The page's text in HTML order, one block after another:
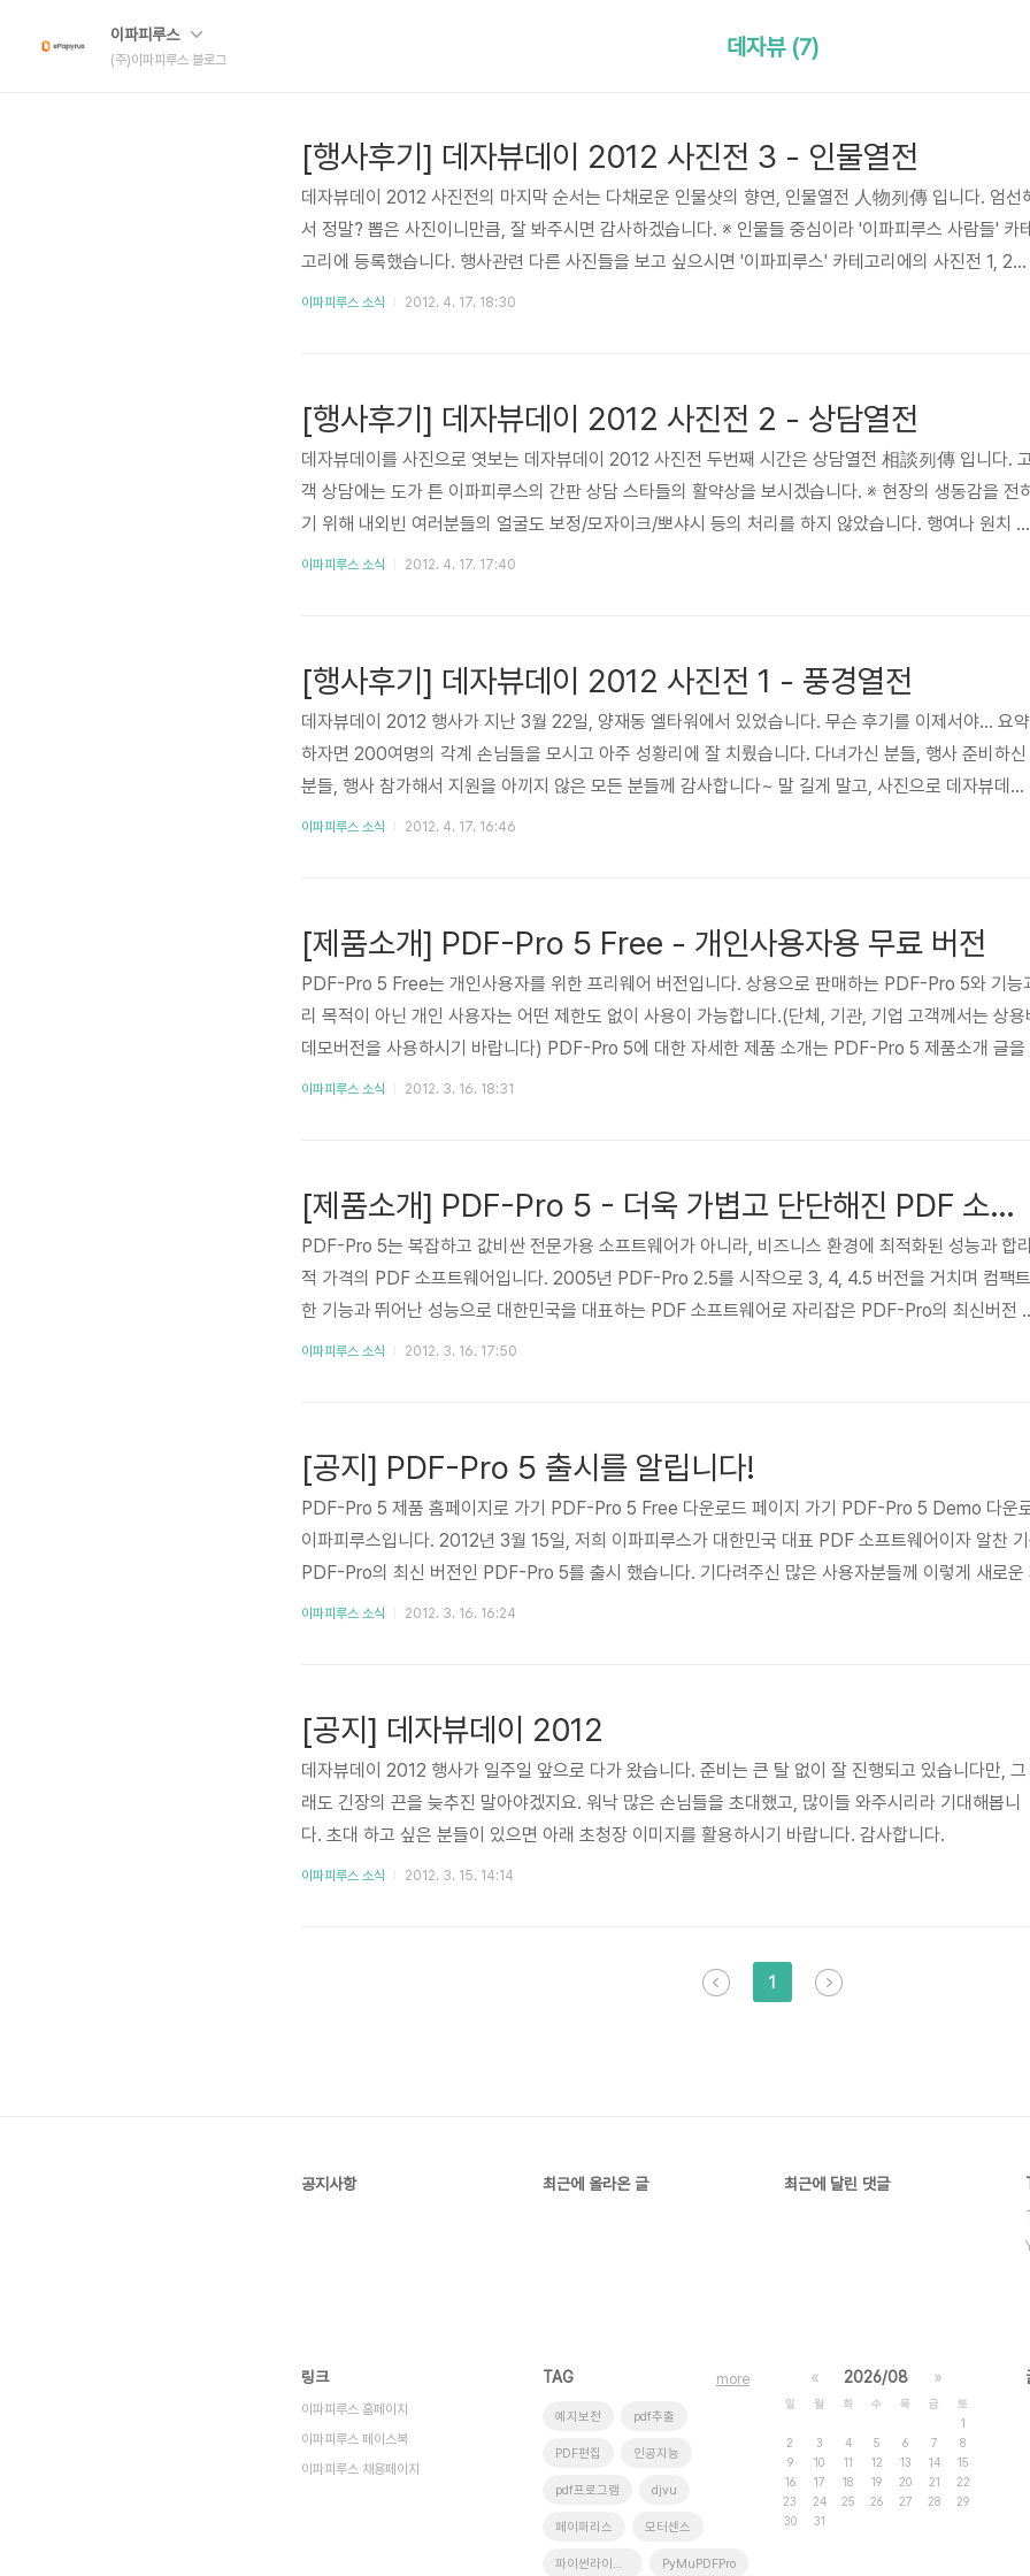
이파피루스
(주)이파피루스 블로그 데자뷰 (7)
[행사후기] 데자뷰데이 2012 사진전 3 - 인물열전
데자뷰데이 2012 사진전의 마지막 순서는 다채로운 인물샷의 향연, 인물열전 人物列傳 입니다. 엄선
서 정말? 뽑은 사진이니만큼, 잘 봐주시면 감사하겠습니다. ※ 인물들 중심이라 '이파피루스 사람들' 카
고리에 등록했습니다. 행사관련 다른 사진들을 보고 싶으시면 '이파피루스' 카테고리에의 사진전 1, 2를
감상해 주세요~ 지식 쌓기에 여념이 없는 영업부 박준호 과장님 사진만 봐서는 지식을 쌓는건지 뭘 하
이파피루스 소식 2012. 4. 17. 18:30
[행사후기] 데자뷰데이 2012 사진전 2 - 상담열전
데자뷰데이를 사진으로 엿보는 데자뷰데이 2012 사진전 두번째 시간은 상담열전 相談列傳 입니다.
객 상담에는 도가 튼 이파피루스의 간판 상담 스타들의 활약상을 보시겠습니다. ※ 현장의 생동감을 전
기 위해 내외빈 여러분들의 얼굴도 보정/모자이크/뽀샤시 등의 처리를 하지 않았습니다. 행여나 원치
으신 분이 있으면 말씀 주세요~ 이파피루스 식구들은 빼고... 자연스럽지 못한 상담은 발로 만든 제안서
상담..
이파피루스 소식 2012. 4. 17. 17:40
[행사후기] 데자뷰데이 2012 사진전 1 - 풍경열전
데자뷰데이 2012 행사가 지난 3월 22일, 양재동 엘타워에서 있었습니다. 무슨 후기를 이제서야... 요약
하자면 200여명의 각계 손님들을 모시고 아주 성황리에 잘 치뤘습니다. 다녀가신 분들, 행사 준비하신
분들, 행사 참가해서 지원을 아끼지 않은 모든 분들께 감사합니다~ 말 길게 말고, 사진으로 데자뷰데이
2012의 모습을 엿보는 시간을 글쓴이 맘대로 갖겠습니다. 그 첫번째는 바로 풍경열전 風景列傳 입니
있는..
이파피루스 소식 2012. 4. 17. 16:46
[제품소개] PDF-Pro 5 Free - 개인사용자용 무료 버전
PDF-Pro 5 Free는 개인사용자를 위한 프리웨어 버전입니다. 상용으로 판매하는 PDF-Pro 5와 기능
리 목적이 아닌 개인 사용자는 어떤 제한도 없이 사용이 가능합니다.(단체, 기관, 기업 고객께서는 상
데모버전을 사용하시기 바랍니다) PDF-Pro 5에 대한 자세한 제품 소개는 PDF-Pro 5 제품소개 글을
이파피루스 소식 2012. 3. 16. 18:31
[제품소개] PDF-Pro 5 - 더욱 가볍고 단단해진 PDF 소프트웨어
PDF-Pro 5는 복잡하고 값비싼 전문가용 소프트웨어가 아니라, 비즈니스 환경에 최적화된 성능과 합
적 가격의 PDF 소프트웨어입니다. 2005년 PDF-Pro 2.5를 시작으로 3, 4, 4.5 버전을 거치며 컴팩트
한 기능과 뛰어난 성능으로 대한민국을 대표하는 PDF 소프트웨어로 자리잡은 PDF-Pro의 최신버전
DF-Pro 5를 만나 보세요. 제품의 특징 ◈ 강력한 기능 다양한 포맷의 문서를 PDF로 변환, PDF 문서
이파피루스 소식 2012. 3. 16. 17:50
[공지] PDF-Pro 5 출시를 알립니다!
PDF-Pro 5 제품 홈페이지로 가기 PDF-Pro 5 Free 다운로드 페이지 가기 PDF-Pro 5 Demo 다운
이파피루스입니다. 2012년 3월 15일, 저희 이파피루스가 대한민국 대표 PDF 소프트웨어이자 알찬
PDF-Pro의 최신 버전인 PDF-Pro 5를 출시 했습니다. 기다려주신 많은 사용자분들께 이렇게 새로운
기 한량 없네요 ^^;; 이번 PDF-Pro 5 버전은 PDF-Pro 4.5의 정통을 계승하면서 사용의 편의성을 대
이파피루스 소식 2012. 3. 16. 16:24
[공지] 데자뷰데이 2012
데자뷰데이 2012 행사가 일주일 앞으로 다가 왔습니다. 준비는 큰 탈 없이 잘 진행되고 있습니다만, 그
래도 긴장의 끈을 늦추진 말아야겠지요. 워낙 많은 손님들을 초대했고, 많이들 와주시리라 기대해봅니
다. 초대 하고 싶은 분들이 있으면 아래 초청장 이미지를 활용하시기 바랍니다. 감사합니다.
이파피루스 소식 2012. 3. 15. 14:14
1
공지사항 최근에 올라온 글 최근에 달린 댓글
링크
이파피루스 홈페이지
이파피루스 페이스북
이파피루스 채용페이지
TAG
예지보전 pdf추출
PDF편집 인공지능
pdf프로그램 djvu
페이퍼리스 모터센스
파이썬라이브러리 PyMuPDFPro
more « 2026/08 »
일 월 화 수 목 금
토
1
2
3 4 5 6 7
8
9
10 11 12 13 14
15
16
17 18 19 20 21
22
23
24 25 26 27 28
29
30
31